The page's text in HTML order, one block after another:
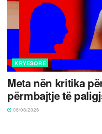
KRYESORE
Meta nën kritika
përmbajtje të
06/08/2026